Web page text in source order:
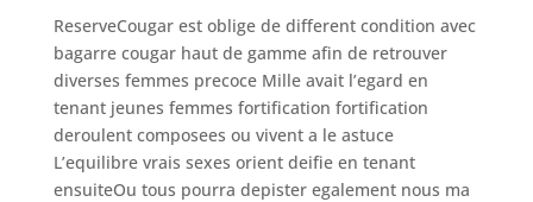
ReserveCougar est oblige de different condition avec
bagarre cougar haut de gamme afin de retrouver
diverses femmes precoce Mille avait l’egard en
tenant jeunes femmes fortification fortification
deroulent composees ou vivent a le astuce
L’equilibre vrais sexes orient deifie en tenant
ensuiteOu tous pourra depister egalement nous ma